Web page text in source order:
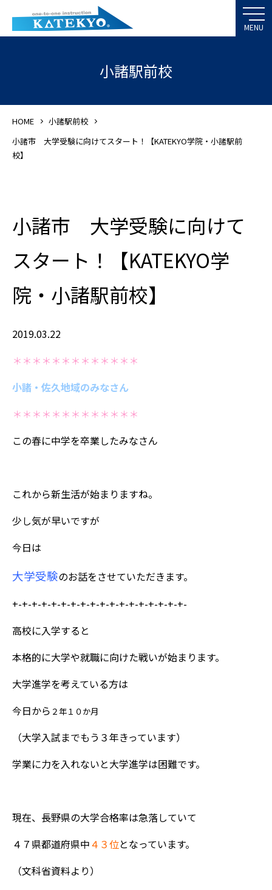
小諸駅前校
HOME
小諸駅前校
小諸市 大学受験に向けてスタート！【KATEKYO学院・小諸駅前
校】
小諸市 大学受験に向けて
スタート！【KATEKYO学
院・小諸駅前校】
2019.03.22
＊＊＊＊＊＊＊＊＊＊＊＊＊
小諸・佐久地域のみなさん
＊＊＊＊＊＊＊＊＊＊＊＊＊
この春に中学を卒業したみなさん
これから新生活が始まりますね。
少し気が早いですが
今日は
大学受験のお話をさせていただきます。
+-+-+-+-+-+-+-+-+-+-+-+-+-+-+-+-+-+-
高校に入学すると
本格的に大学や就職に向けた戦いが始まります。
大学進学を考えている方は
今日から ２年１０か月
（大学入試までもう３年きっています）
学業に力を入れないと大学進学は困難です。
現在、長野県の大学合格率は急落していて
４７県都道府県中４３位となっています。
（文科省資料より）